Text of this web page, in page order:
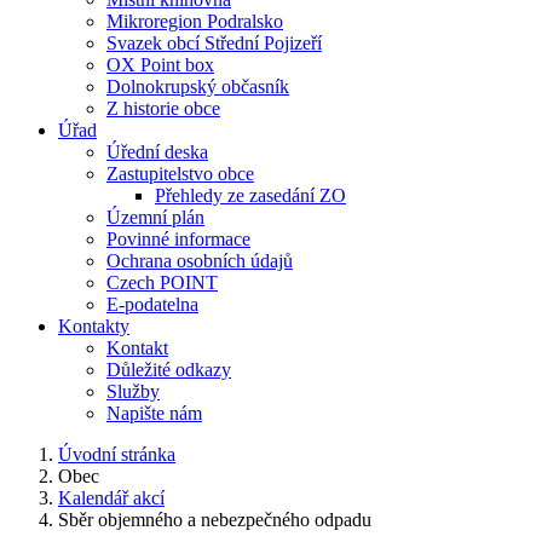
Mikroregion Podralsko
Svazek obcí Střední Pojizeří
OX Point box
Dolnokrupský občasník
Z historie obce
Úřad
Úřední deska
Zastupitelstvo obce
Přehledy ze zasedání ZO
Územní plán
Povinné informace
Ochrana osobních údajů
Czech POINT
E-podatelna
Kontakty
Kontakt
Důležité odkazy
Služby
Napište nám
Úvodní stránka
Obec
Kalendář akcí
Sběr objemného a nebezpečného odpadu